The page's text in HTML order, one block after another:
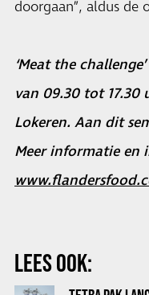
doorgaan”, aldus de
‘Meat the
van 09.30 tot
Lokeren. Aan dit
Meer informatie en
LEES OOK: